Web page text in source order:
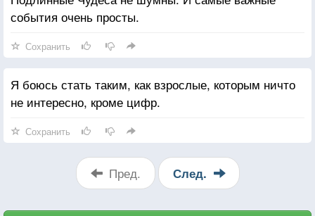
события очень просты.
Сохранить
Я боюсь стать таким, как взрослые, которым ничто
не интересно, кроме цифр.
Сохранить
Пред. След.